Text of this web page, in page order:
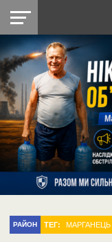
НІКОПОЛЬ
РАЙОН
СІЧЕСЛАВСЬКА
УКРАЇНА
РЕТРО
НІКОПОЛЬ
ЛАЙТ
УКРАЇНА
ДОПОМОГА
РАДІО
РАЙОН ТЕГ: МАРГАНЕЦЬ